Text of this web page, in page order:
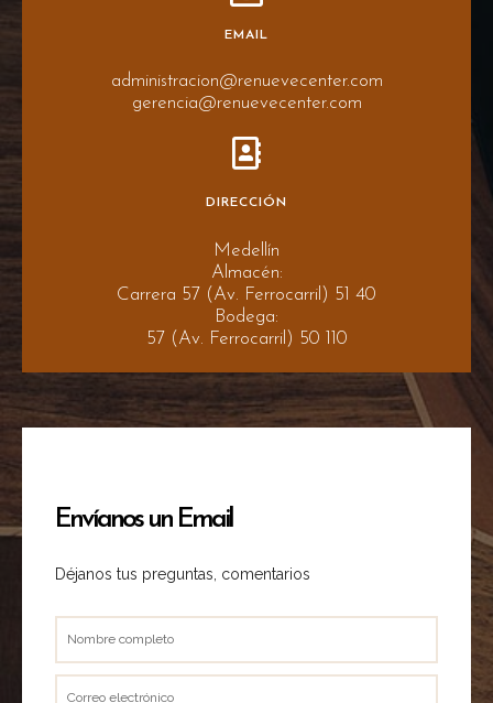
EMAIL
administracion@renuevecenter.com
gerencia@renuevecenter.com
DIRECCIÓN
Medellín
Almacén:
Carrera 57 (Av. Ferrocarril) 51 40
Bodega:
57 (Av. Ferrocarril) 50 110
Envíanos un Email
Déjanos tus preguntas, comentarios